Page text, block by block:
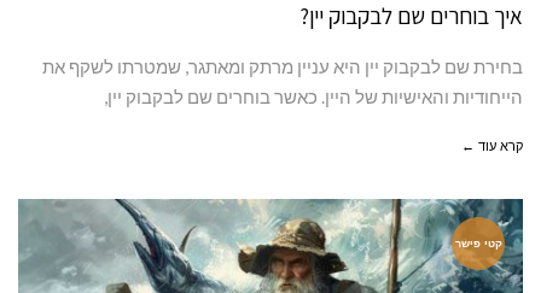
איך בוחרים שם לבקבוק יין?
בחירת שם לבקבוק יין היא עניין מרתק ומאתגר, שמטרתו לשקף את
הייחודיות והאישיות של היין. כאשר בוחרים שם לבקבוק יין,
קרא עוד ←
קטי פישר